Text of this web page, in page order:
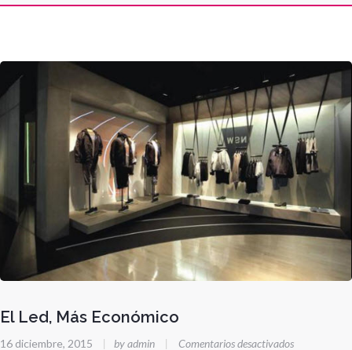
El Led, Más Económico
16 diciembre, 2015 | by admin | Comentarios desactivadosen